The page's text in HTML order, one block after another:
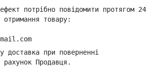
потрібно повідомити протягом 24
товару:
l.com
доставка при поверненні
рахунок Продавця.